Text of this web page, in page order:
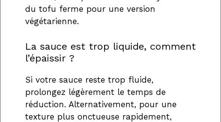
du tofu ferme pour une version
végétarienne.
La sauce est trop liquide, comment
l’épaissir ?
Si votre sauce reste trop fluide,
prolongez légèrement le temps de
réduction. Alternativement, pour une
texture plus onctueuse rapidement,